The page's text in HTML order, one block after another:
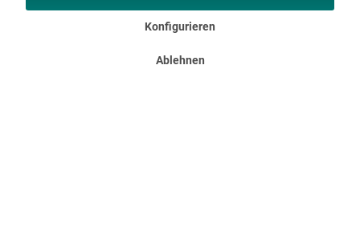
Ablehnen
Konfigurieren